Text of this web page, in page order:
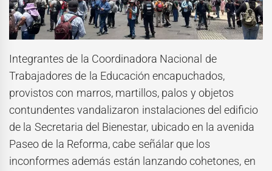
Integrantes de la Coordinadora Nacional de
Trabajadores de la Educación encapuchados,
provistos con marros, martillos, palos y objetos
contundentes vandalizaron instalaciones del edificio
de la Secretaria del Bienestar, ubicado en la avenida
Paseo de la Reforma, cabe señálar que los
inconformes además están lanzando cohetones, en